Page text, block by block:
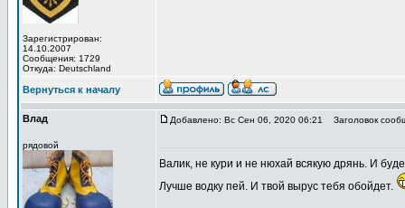
Зарегистрирован:
14.10.2007
Сообщения: 1729
Откуда: Deutschland
Вернуться к началу
Влад
рядовой
Добавлено: Вс Сен 06, 2020 06:21 Заголовок
Валик, не кури и не нюхай всякую дрянь. И
Лучше водку пей. И твой вырус тебя обойдет.